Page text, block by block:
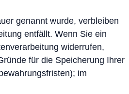
genannt wurde, verbleiben
entfällt. Wenn Sie ein
widerrufen,
für die Speicherung Ihrer
im